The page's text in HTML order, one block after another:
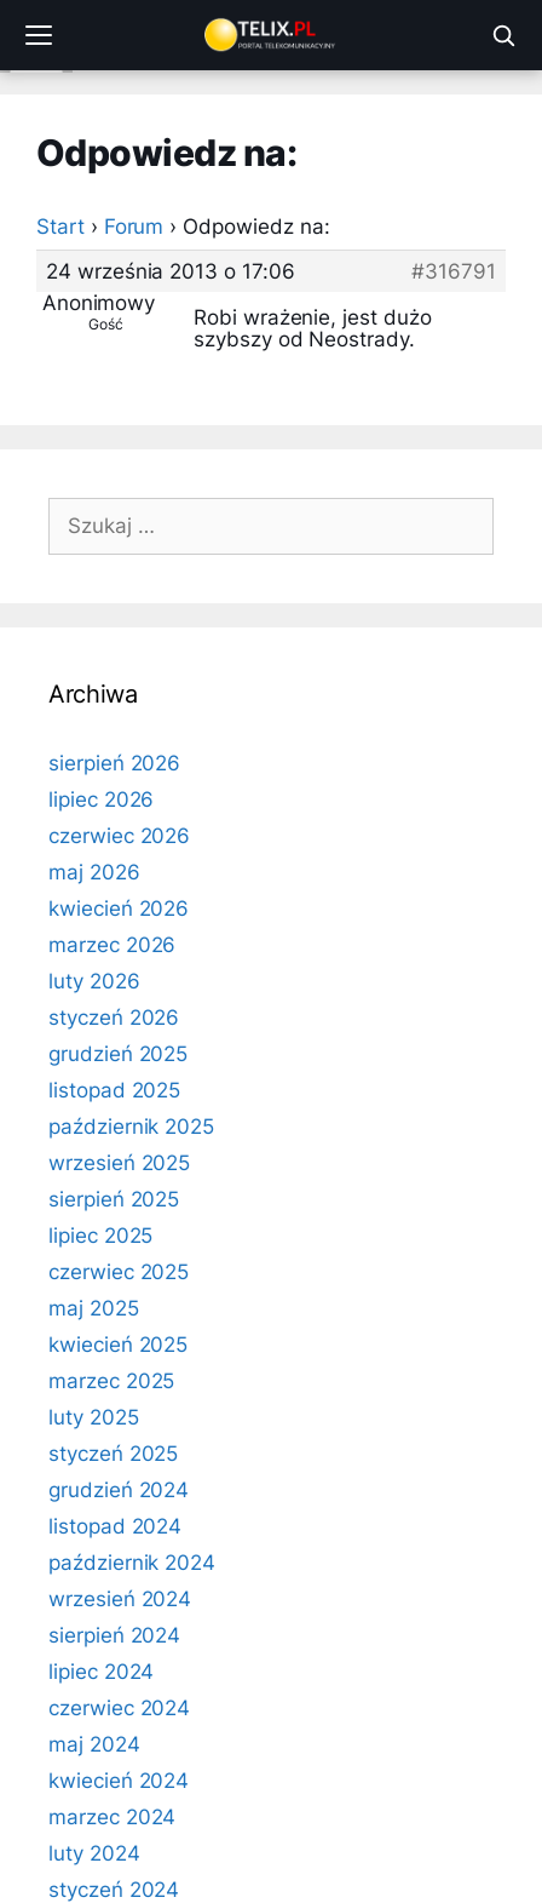
treści
Odpowiedz na:
Start › Forum › Odpowiedz na:
24 września 2013 o 17:06
#316791
Anonimowy
Gość
Robi wrażenie, jest dużo
szybszy od Neostrady.
Szukaj:
Archiwa
sierpień 2026
lipiec 2026
czerwiec 2026
maj 2026
kwiecień 2026
marzec 2026
luty 2026
styczeń 2026
grudzień 2025
listopad 2025
październik 2025
wrzesień 2025
sierpień 2025
lipiec 2025
czerwiec 2025
maj 2025
kwiecień 2025
marzec 2025
luty 2025
styczeń 2025
grudzień 2024
listopad 2024
październik 2024
wrzesień 2024
sierpień 2024
lipiec 2024
czerwiec 2024
maj 2024
kwiecień 2024
marzec 2024
luty 2024
styczeń 2024